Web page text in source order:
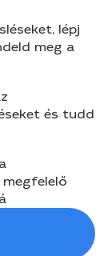
lépj
meg a
és tudd